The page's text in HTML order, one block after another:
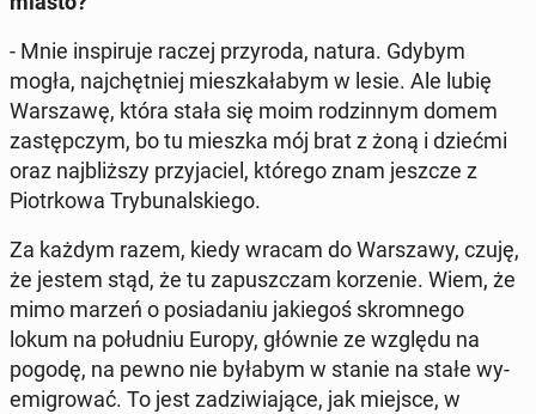
- Mnie in­spi­ru­je raczej przy­ro­da, natura. Gdybym
mogła, naj­chęt­niej miesz­ka­ła­bym w lesie. Ale lubię
War­sza­wę, która stała się moim ro­dzin­nym domem
za­stęp­czym, bo tu mieszka mój brat z żoną i dziećmi
oraz naj­bliż­szy przy­ja­ciel, którego znam jeszcze z
Piotr­ko­wa Try­bu­nal­skie­go.
Za każdym razem, kiedy wracam do War­sza­wy, czuję,
że jestem stąd, że tu za­pusz­czam ko­rze­nie. Wiem, że
mimo marzeń o po­sia­da­niu ja­kie­goś skrom­ne­go
lokum na po­łu­dniu Europy, głównie ze względu na
pogodę, na pewno nie byłabym w stanie na stałe wy­
emi­gro­wać. To jest za­dzi­wia­ją­ce, jak miejsce, w